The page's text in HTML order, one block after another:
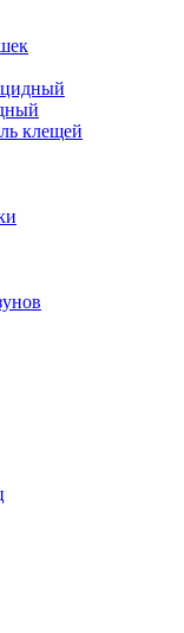
клещей